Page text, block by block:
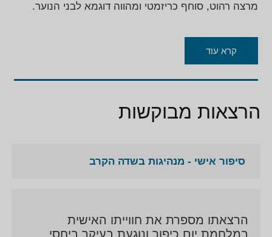
מרצה רהוט, סוחף כריזמטי ומהווה דוגמא לבני הנוער.
קרא עוד
הרצאות מבוקשות
סיפור אישי - מנהיגות בשדה הקרב
הרצאתו מספרת את חווייתו האישית
במלחמת יום כיפור ונוגעת בעיקר ביחסי